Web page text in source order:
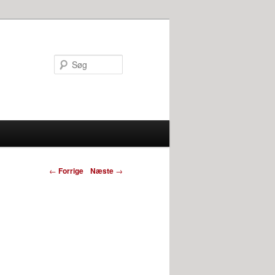
← Forrige Næste →